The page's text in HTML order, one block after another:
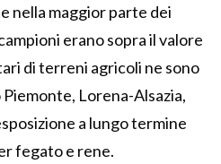
nella maggior parte dei
erano sopra il valore
di terreni agricoli ne sono
Lorena-Alsazia,
a lungo termine
fegato e rene.